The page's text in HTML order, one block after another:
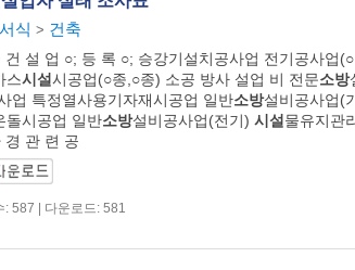
식 > 건축
건 설 업 ○; 등 록 ○; 승강기설치공사업 전기공사업(○
스시설시공업(○종,○종) 소공 방사 설업 비 전문소방
업 특정열사용기자재시공업 일반소방설비공사업(
돌시공업 일반소방설비공사업(전기) 시설물유지관
경 관 련 공
: 587 | 다운로드: 581